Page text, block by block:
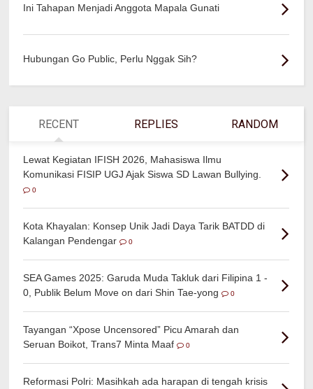
Ini Tahapan Menjadi Anggota Mapala Gunati
Hubungan Go Public, Perlu Nggak Sih?
RECENT REPLIES RANDOM
Lewat Kegiatan IFISH 2026, Mahasiswa Ilmu
Komunikasi FISIP UGJ Ajak Siswa SD Lawan Bullying.
0
Kota Khayalan: Konsep Unik Jadi Daya Tarik BATDD di
Kalangan Pendengar
0
SEA Games 2025: Garuda Muda Takluk dari Filipina 1 -
0, Publik Belum Move on dari Shin Tae-yong
0
Tayangan “Xpose Uncensored” Picu Amarah dan
Seruan Boikot, Trans7 Minta Maaf
0
Reformasi Polri: Masihkah ada harapan di tengah krisis